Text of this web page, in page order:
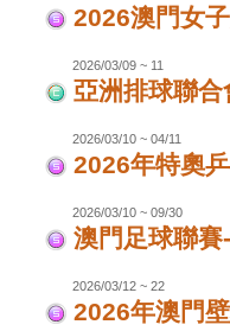
2026澳門女
2026/03/09 ~ 11
亞洲排球聯
2026/03/10 ~ 04/11
2026年特奧
2026/03/10 ~ 09/30
澳門足球聯
2026/03/12 ~ 22
2026年澳門